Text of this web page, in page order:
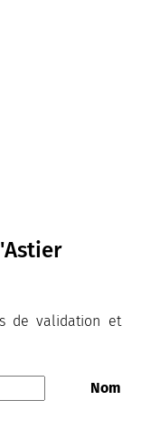
de validation et
Nom